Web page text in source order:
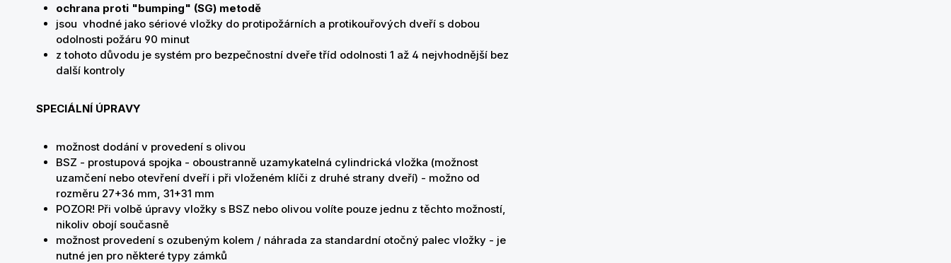
ochrana proti "bumping" (SG) metodě
jsou vhodné jako sériové vložky do protipožárních a protikouřových dveří s dobou
odolnosti požáru 90 minut
z tohoto důvodu je systém pro bezpečnostní dveře tříd odolnosti 1 až 4 nejvhodnější bez
další kontroly
SPECIÁLNÍ ÚPRAVY
možnost dodání v provedení s olivou
BSZ - prostupová spojka - oboustranně uzamykatelná cylindrická vložka (možnost
uzamčení nebo otevření dveří i při vloženém klíči z druhé strany dveří) - možno od
rozměru 27+36 mm, 31+31 mm
POZOR! Při volbě úpravy vložky s BSZ nebo olivou volíte pouze jednu z těchto možností,
nikoliv obojí současně
možnost provedení s ozubeným kolem / náhrada za standardní otočný palec vložky - je
nutné jen pro některé typy zámků